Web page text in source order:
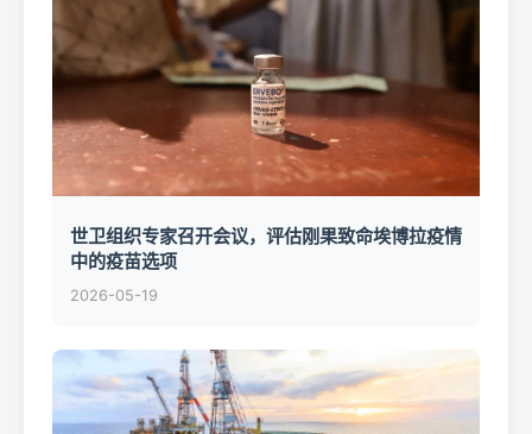
世卫组织专家召开会议，评估刚果致命埃博拉疫情
中的疫苗选项
2026-05-19